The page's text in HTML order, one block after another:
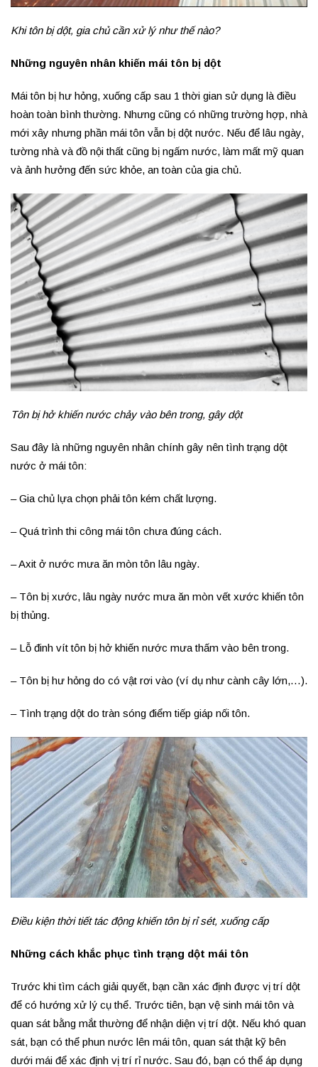
Khi tôn bị dột, gia chủ cần xử lý như thế nào?
Những nguyên nhân khiến mái tôn bị dột
Mái tôn bị hư hỏng, xuống cấp sau 1 thời gian sử dụng là điều
hoàn toàn bình thường. Nhưng cũng có những trường hợp, nhà
mới xây nhưng phần mái tôn vẫn bị dột nước. Nếu để lâu ngày,
tường nhà và đồ nội thất cũng bị ngấm nước, làm mất mỹ quan
và ảnh hưởng đến sức khỏe, an toàn của gia chủ.
Tôn bị hở khiến nước chảy vào bên trong, gây dột
Sau đây là những nguyên nhân chính gây nên tình trạng dột
nước ở mái tôn:
– Gia chủ lựa chọn phải tôn kém chất lượng.
– Quá trình thi công mái tôn chưa đúng cách.
– Axit ở nước mưa ăn mòn tôn lâu ngày.
– Tôn bị xước, lâu ngày nước mưa ăn mòn vết xước khiến tôn
bị thủng.
– Lỗ đinh vít tôn bị hở khiến nước mưa thấm vào bên trong.
– Tôn bị hư hỏng do có vật rơi vào (ví dụ như cành cây lớn,…).
– Tình trạng dột do tràn sóng điểm tiếp giáp nối tôn.
Điều kiện thời tiết tác động khiến tôn bị rỉ sét, xuống cấp
Những cách khắc phục tình trạng dột mái tôn
Trước khi tìm cách giải quyết, bạn cần xác định được vị trí dột
để có hướng xử lý cụ thể. Trước tiên, bạn vệ sinh mái tôn và
quan sát bằng mắt thường để nhận diện vị trí dột. Nếu khó quan
sát, bạn có thể phun nước lên mái tôn, quan sát thật kỹ bên
dưới mái để xác định vị trí rỉ nước. Sau đó, bạn có thể áp dụng